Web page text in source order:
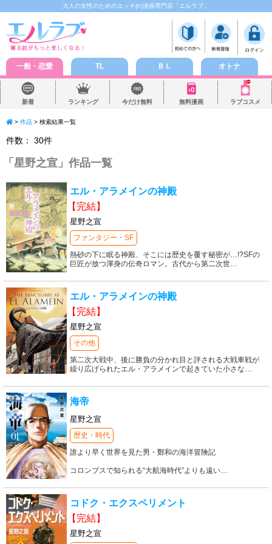
大人の女性のためのエッチ(h)漫画専門店「エルラブ」
一般・恋愛 TL ＢＬ オトナ
新着 ランキング 今だけ無料 無料漫画 ラブコスメ
> 作品 > 検索結果一覧
件数： 30件
「 星野之宣 」作品一覧
エル・アラメインの神殿
【完結】
星野之宣
ファンタジー・SF
熱砂の下に眠る神殿、そこには歴史を覆す秘密が…!?SFの
巨匠が放つ渾身の伝奇ロマン。古代から第二次世…
エル・アラメインの神殿
【完結】
星野之宣
その他
第二次大戦中、後に勝負の分かれ目と評される大戦車戦が
繰り広げられたエル・アラメインで起きていた小さな…
海帝
星野之宣
歴史・時代
誰より早く世界を見た男・鄭和の海洋冒険記
コロンブスで知られる“大航海時代”よりも遠い…
コドク・エクスペリメント
【完結】
星野之宣